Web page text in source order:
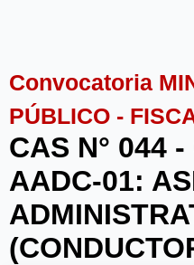
Convocatoria
PÚBLICO -
CAS N° 044
AADC-01: